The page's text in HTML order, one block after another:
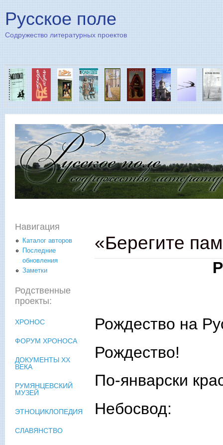
Русское поле
Содружество литературных проектов
«Берегите
Рождество на
Рождество!
По-январски
Небосвод:
Навигация
Каталог авторов
Последние
обновления
Заметки
Родственные
проекты:
ХРОНОС
ФОРУМ ХРОНОСА
ДОКУМЕНТЫ XX
ВЕКА
РУМЯНЦЕВСКИЙ
МУЗЕЙ
ЭТНОЦИКЛОПЕДИЯ
СЛАВЯНСТВО